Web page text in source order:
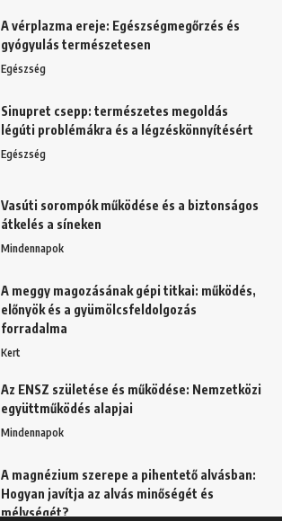
A vérplazma ereje: Egészségmegőrzés és
gyógyulás természetesen
Egészség
Sinupret csepp: természetes megoldás
légúti problémákra és a légzéskönnyítésért
Egészség
Vasúti sorompók működése és a biztonságos
átkelés a síneken
Mindennapok
A meggy magozásának gépi titkai: működés,
előnyök és a gyümölcsfeldolgozás
forradalma
Kert
Az ENSZ születése és működése: Nemzetközi
együttműködés alapjai
Mindennapok
A magnézium szerepe a pihentető alvásban:
Hogyan javítja az alvás minőségét és
mélységét?